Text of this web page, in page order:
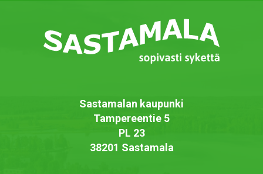
Sastamalan kaupunki
Tampereentie 5
PL 23
38201 Sastamala